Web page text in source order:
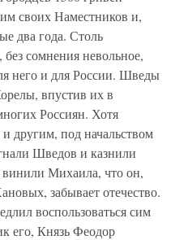
своих Наместников и,
два года. Столь
без сомнения невольное,
него и для России. Шведы
впустив их в
Россиян. Хотя
другим, под начальством
Шведов и казнили
Михаила, что он,
забывает отечество.
воспользоваться сим
его, Князь Феодор